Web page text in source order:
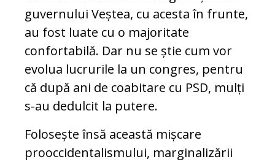
guvernului Veștea, cu acesta în frunte,
au fost luate cu o majoritate
confortabilă. Dar nu se știe cum vor
evolua lucrurile la un congres, pentru
că după ani de coabitare cu PSD, mulți
s-au dedulcit la putere.
Folosește însă această mișcare
prooccidentalismului, marginalizării